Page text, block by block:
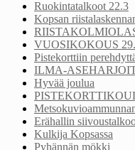
Ruokintatalkoot 22.3
Kopsan
VUOSIKOKOUS
Pistekorttiin
ILMA-
Hyvää joulua
Erähallin
Kulkija Kopsassa
Pyhännän mökki